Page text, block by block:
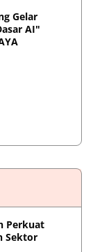
Gelar
AI"
Perkuat
Sektor